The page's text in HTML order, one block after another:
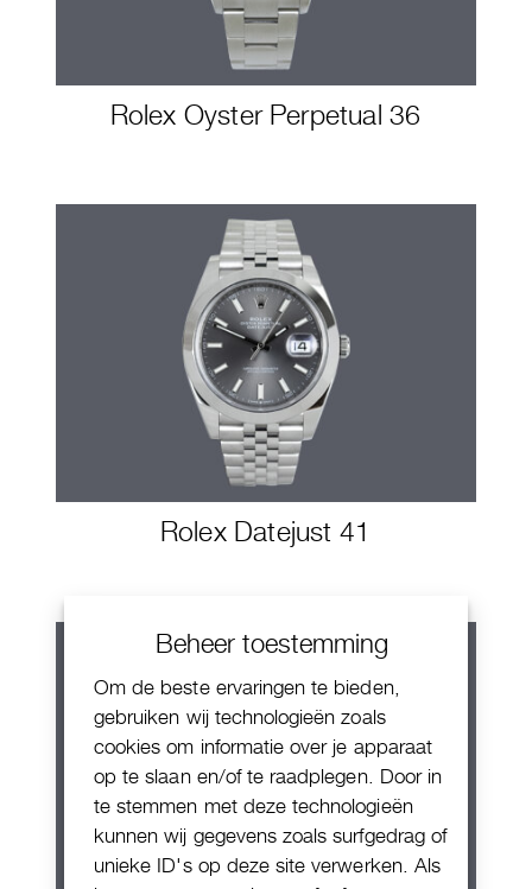
Beheer toestemming
Om de beste ervaringen te bieden,
gebruiken wij technologieën zoals
cookies om informatie over je apparaat
op te slaan en/of te raadplegen. Door in
te stemmen met deze technologieën
kunnen wij gegevens zoals surfgedrag of
unieke ID's op deze site verwerken. Als
Rolex Oyster Perpetual 36
Rolex Datejust 41